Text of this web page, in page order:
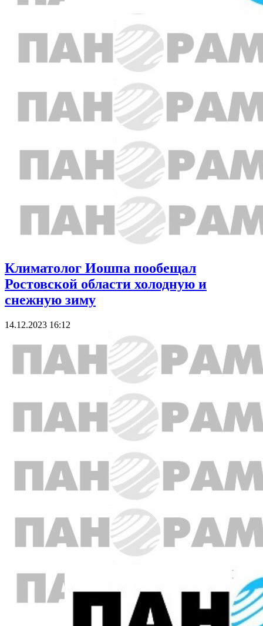
Климатолог Иошпа пообещал
Ростовской области холодную и
снежную зиму
14.12.2023 16:12